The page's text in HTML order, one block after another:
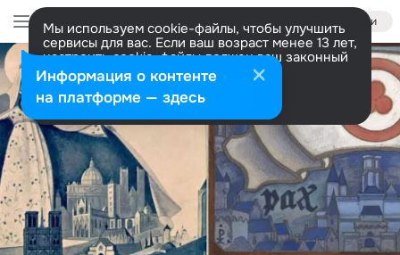
Войти
Мы используем cookie-файлы, чтобы улучшить
сервисы для вас. Если ваш возраст менее 13 лет,
настроить cookie-файлы должен ваш законный
представитель. Больше информации
Разрешить все Настроить
Информация о контенте
на платформе — здесь